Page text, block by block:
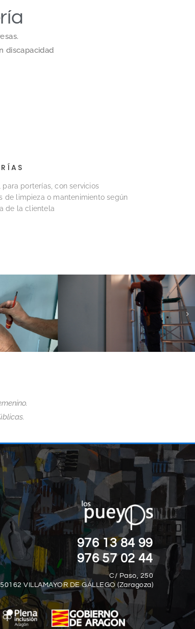
discapacidad
para porterías, con servicios
de limpieza o mantenimiento según
de la clientela
“LA DISCAPACIDAD NO TE DEFINE,
DEFINE CÓMO HACES FRENTE A LOS
DESAFÍOS QUE LA DISCAPACIDAD
PRESENTA.”
Jim Abbott
976 13 84 99
976 57 02 44
C/ Paso, 250
50162 VILLAMAYOR DE GÁLLEGO (Zaragoza)